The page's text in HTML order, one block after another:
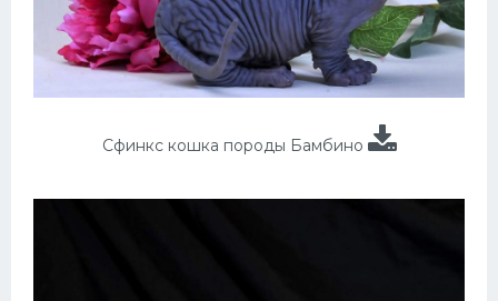
Сфинкс кошка породы Бамбино